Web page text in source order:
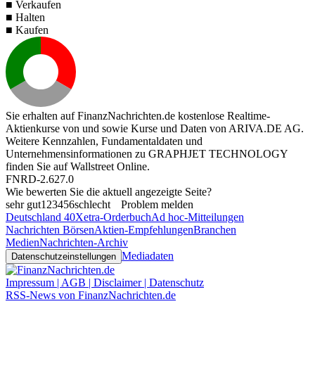
■ Verkaufen
■ Halten
■ Kaufen
Sie erhalten auf FinanzNachrichten.de kostenlose Realtime-
Aktienkurse von und sowie Kurse und Daten von ARIVA.DE AG.
Weitere Kennzahlen, Fundamentaldaten und
Unternehmensinformationen zu GRAPHJET TECHNOLOGY
finden Sie aufWallstreet Online.
FNRD-2.627.0
Wie bewerten Sie die aktuell angezeigte Seite?
sehr gut1 23456schlecht
Problem melden
Deutschland 40Xetra-OrderbuchAd hoc-Mitteilungen
Nachrichten BörsenAktien-EmpfehlungenBranchen
MedienNachrichten-Archiv
Datenschutzeinstellungen Mediadaten
Impressum | AGB | Disclaimer | Datenschutz
RSS-News von FinanzNachrichten.de